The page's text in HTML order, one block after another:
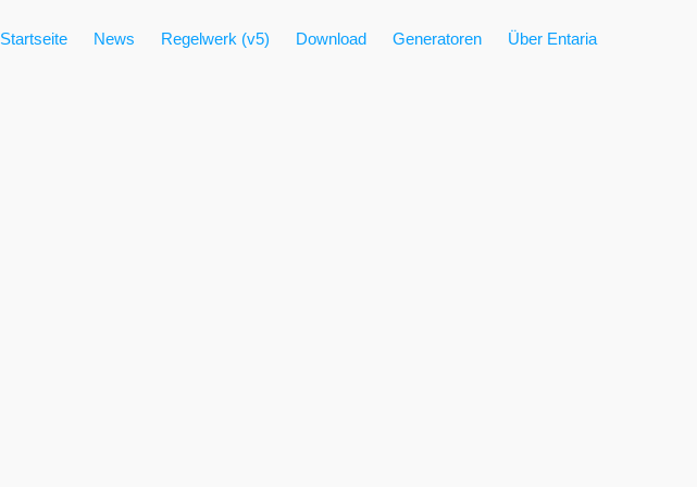
Startseite News Regelwerk (v5) Download Generatoren Über Entaria